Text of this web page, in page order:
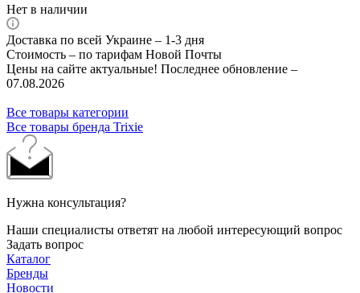
Нет в наличии
Доставка по всей Украине – 1-3 дня
Стоимость – по тарифам Новой Почты
Цены на сайте актуальные! Последнее обновление –
07.08.2026
Все товары категории
Все товары бренда Trixie
Нужна консультация?
Наши специалисты ответят на любой интересующий вопрос
Задать вопрос
Каталог
Бренды
Новости